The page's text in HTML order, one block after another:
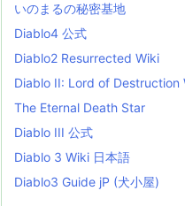
i
s
t
いのまるの秘密基地
Diablo4 公式
Diablo2 Resurrected Wiki
Diablo II: Lord of Destruction
The Eternal Death Star
Diablo III 公式
Diablo 3 Wiki 日本語
Diablo3 Guide jP (犬小屋)